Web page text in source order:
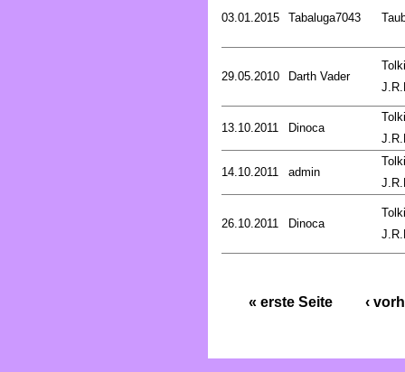
03.01.2015 Tabaluga7043
29.05.2010 Darth Vader
13.10.2011 Dinoca
14.10.2011 admin
26.10.2011 Dinoca
« erste Seite ‹